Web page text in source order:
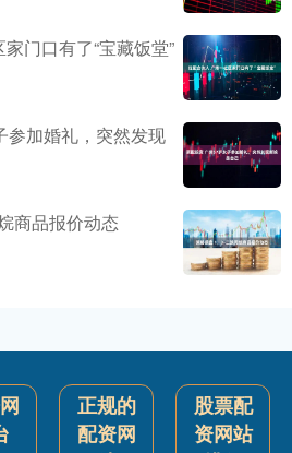
门口有了“宝藏饭堂”
参加婚礼，突然发现
商品报价动态
正规的
配资网
股票配
资网站